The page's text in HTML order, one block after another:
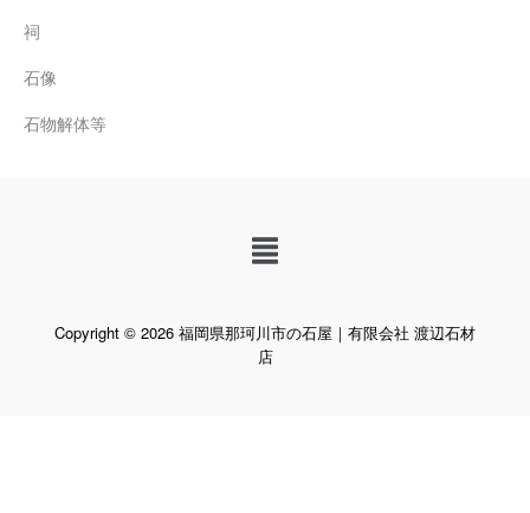
祠
石像
石物解体等
Copyright © 2026 福岡県那珂川市の石屋｜有限会社 渡辺石材
店